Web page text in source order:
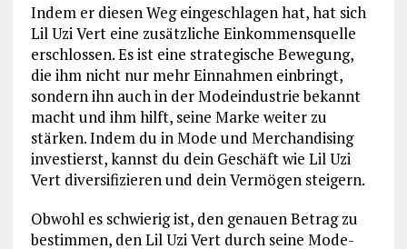
Indem er diesen Weg eingeschlagen hat, hat sich
Lil Uzi Vert eine zusätzliche Einkommensquelle
erschlossen. Es ist eine strategische Bewegung,
die ihm nicht nur mehr Einnahmen einbringt,
sondern ihn auch in der Modeindustrie bekannt
macht und ihm hilft, seine Marke weiter zu
stärken. Indem du in Mode und Merchandising
investierst, kannst du dein Geschäft wie Lil Uzi
Vert diversifizieren und dein Vermögen steigern.
Obwohl es schwierig ist, den genauen Betrag zu
bestimmen, den Lil Uzi Vert durch seine Mode-